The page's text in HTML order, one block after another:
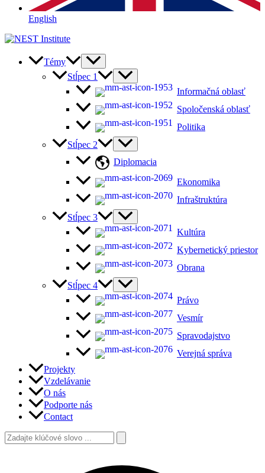
English
Témy
Stĺpec 1
Informačná oblasť
Spoločenská oblasť
Politika
Stĺpec 2
Diplomacia
Ekonomika
Infraštruktúra
Stĺpec 3
Kultúra
Kybernetický priestor
Obrana
Stĺpec 4
Právo
Vesmír
Spravodajstvo
Verejná správa
Projekty
Vzdelávanie
O nás
Podporte nás
Contact
Search
for: